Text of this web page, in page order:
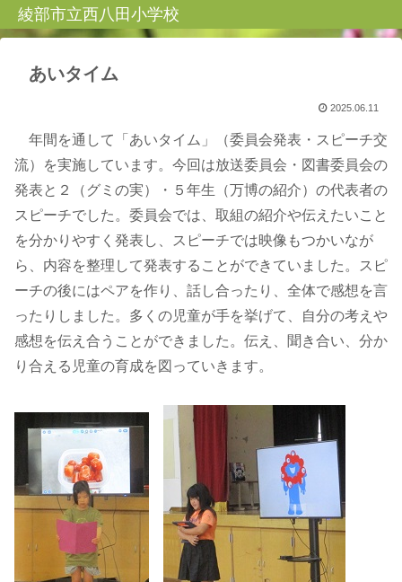
綾部市立西八田小学校
あいタイム
2025.06.11
年間を通して「あいタイム」（委員会発表・スピーチ交
流）を実施しています。今回は放送委員会・図書委員会の
発表と２（グミの実）・５年生（万博の紹介）の代表者の
スピーチでした。委員会では、取組の紹介や伝えたいこと
を分かりやすく発表し、スピーチでは映像もつかいなが
ら、内容を整理して発表することができていました。スピ
ーチの後にはペアを作り、話し合ったり、全体で感想を言
ったりしました。多くの児童が手を挙げて、自分の考えや
感想を伝え合うことができました。伝え、聞き合い、分か
り合える児童の育成を図っていきます。